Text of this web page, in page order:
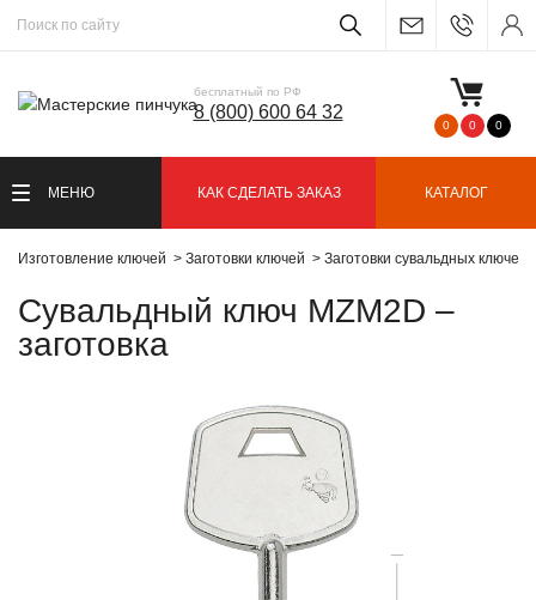
бесплатный по РФ
8 (800) 600 64 32
0 0 0
МЕНЮ КАК СДЕЛАТЬ ЗАКАЗ КАТАЛОГ
Изготовление ключей Заготовки ключей Заготовки сувальдных ключей
Сувальдный ключ MZM2D –
заготовка